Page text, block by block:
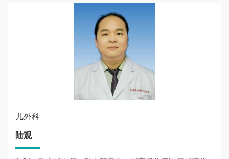
儿外科
陆观